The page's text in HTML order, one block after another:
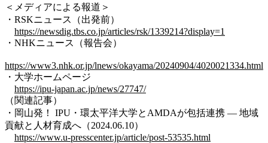
＜メディアによる報道＞
・RSKニュース（出発前）
https://newsdig.tbs.co.jp/articles/rsk/1339214?display=1
・NHKニュース（報告会）
https://www3.nhk.or.jp/lnews/okayama/20240904/4020021334.html
・大学ホームページ
https://ipu-japan.ac.jp/news/27747/
（関連記事）
・岡山発！ IPU・環太平洋大学とAMDAが包括連携 ― 地域
貢献と人材育成へ（2024.06.10）
https://www.u-presscenter.jp/article/post-53535.html